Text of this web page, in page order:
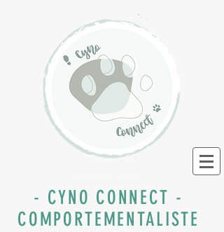
- CYNO CONNECT -
COMPORTEMENTALISTE